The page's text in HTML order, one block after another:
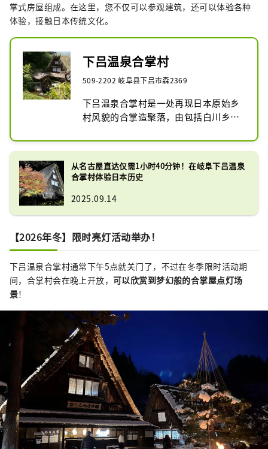
掌式房屋组成。在这里，您不仅可以参观建筑，还可以体验各种
体验，接触日本传统文化。
下吕温泉合掌村
509-2202 岐阜县下吕市森2369
下吕温泉合掌村是一处再现日本原始乡
村风貌的合掌造聚落，由包括白川乡在
这里展示了飞驒地区的生活文化与四季
还可以参与各种体验活动：
・陶器绘画体验
・陶艺制作体验
从名古屋直达仅需1小时40分钟！在岐阜下吕温泉
合掌村体验日本历史
2025.09.14
【2026年冬】限时亮灯活动举办！
下吕温泉合掌村通常下午5点就关门了，不过在冬季限时活动期
间，合掌村会在晚上开放，可以欣赏到梦幻般的合掌屋点灯场
景！